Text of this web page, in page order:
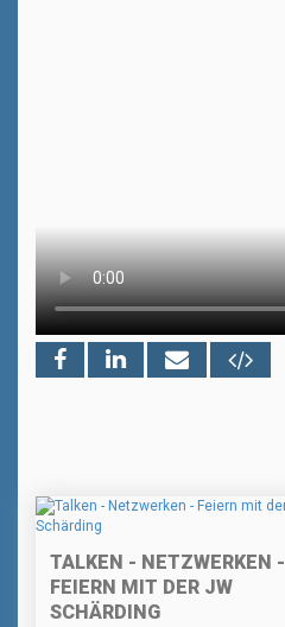
TALKEN - NETZWERKEN -
FEIERN MIT DER JW
SCHÄRDING